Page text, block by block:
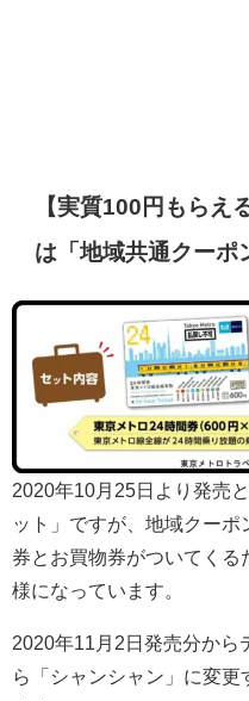
【実質100円もらえ
は「地域共通クーポ
2020年10月25日より発売
ット」ですが、地域クー
券とお買物券がついてく
様になっています。
2020年11月2日発売分から
ら「シャンシャン」に変